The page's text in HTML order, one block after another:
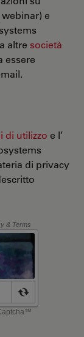
e
altre società
essere
di utilizzo e l’
di privacy